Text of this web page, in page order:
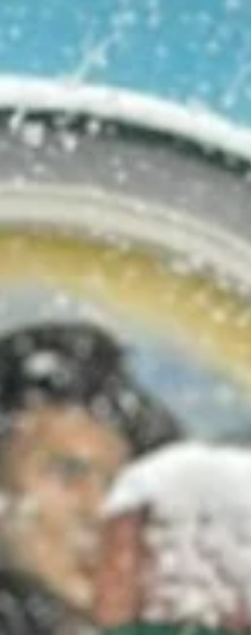
mundo para comprar esse tipo de roupa.
Nossa sugestão é comprar roupa de frio
com quem entende de frio ! Nós, que
moramos no nordeste brasileiro, deixamos
para comprar as roupas nas cidades frias
visitamos, pelo motivo de encontrar roup